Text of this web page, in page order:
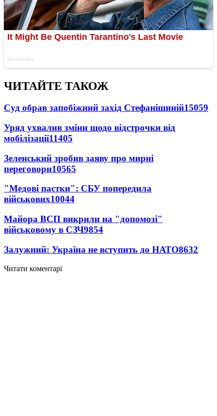
ЧИТАЙТЕ ТАКОЖ
Суд обрав запобіжний захід Стефанішиній15059
Уряд ухвалив зміни щодо відстрочки від
мобілізації11405
Зеленський зробив заяву про мирні
переговори10565
"Медові пастки": СБУ попередила
військових10044
Майора ВСП викрили на "допомозі"
військовому в СЗЧ9854
Залужний: Україна не вступить до НАТО8632
Читати коментарі